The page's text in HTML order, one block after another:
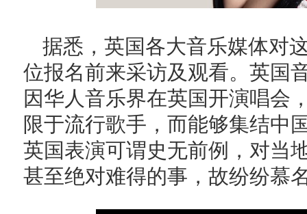
据悉，英国各大音乐媒体对
位报名前来采访及观看。英国
因华人音乐界在英国开演唱会
限于流行歌手，而能够集结中
英国表演可谓史无前例，对当
甚至绝对难得的事，故纷纷慕